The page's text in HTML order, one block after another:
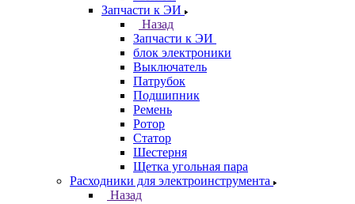
Запчасти к ЭИ
Назад
Запчасти к ЭИ
блок электроники
Выключатель
Патрубок
Подшипник
Ремень
Ротор
Статор
Шестерня
Щетка угольная пара
Расходники для электроинструмента
Назад